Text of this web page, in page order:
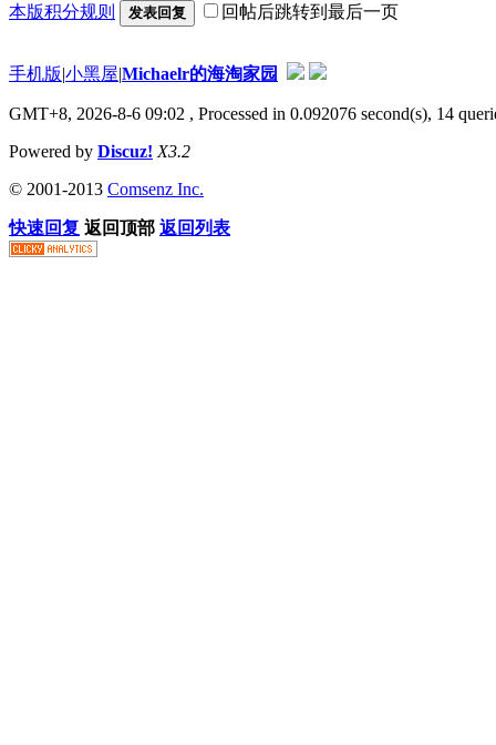
本版积分规则 发表回复 回帖后跳转到最后一页
手机版|小黑屋|Michaelr的海淘家园
GMT+8, 2026-8-6 09:02 , Processed in 0.092076 second(s), 14
Powered by Discuz! X3.2
© 2001-2013 Comsenz Inc.
快速回复 返回顶部 返回列表